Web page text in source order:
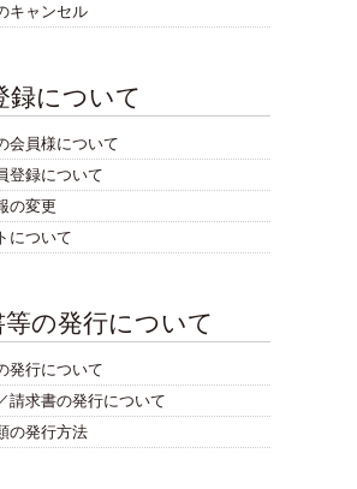
キャンセル
録について
会員様について
登録について
の変更
について
等の発行について
発行について
請求書の発行について
の発行方法